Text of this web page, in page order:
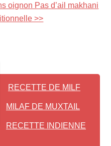
oignon Pas d’ail makhani
>>
RECETTE DE MILF
MILAF DE MUXTAIL
RECETTE INDIENNE